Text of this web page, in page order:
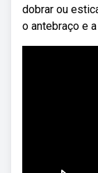
dobrar ou
o antebraço e